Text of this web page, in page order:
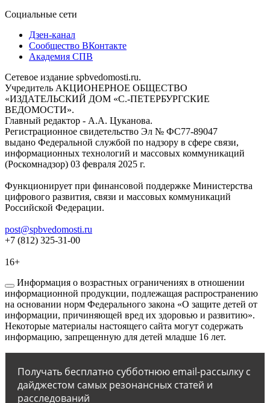
Социальные сети
Дзен-канал
Сообщество ВКонтакте
Академия СПВ
Сетевое издание spbvedomosti.ru.
Учредитель АКЦИОНЕРНОЕ ОБЩЕСТВО
«ИЗДАТЕЛЬСКИЙ ДОМ «С.-ПЕТЕРБУРГСКИЕ
ВЕДОМОСТИ».
Главный редактор - А.А. Цуканова.
Регистрационное свидетельство Эл № ФС77-89047
выдано Федеральной службой по надзору в сфере связи,
информационных технологий и массовых коммуникаций
(Роскомнадзор) 03 февраля 2025 г.
Функционирует при финансовой поддержке Министерства
цифрового развития, связи и массовых коммуникаций
Российской Федерации.
post@spbvedomosti.ru
+7 (812) 325-31-00
16+
Информация о возрастных ограничениях в отношении
информационной продукции, подлежащая распространению
на основании норм Федерального закона «О защите детей от
информации, причиняющей вред их здоровью и развитию».
Некоторые материалы настоящего сайта могут содержать
информацию, запрещенную для детей младше 16 лет.
Получать бесплатно субботнюю email-рассылку с
дайджестом самых резонансных статей и
расследований